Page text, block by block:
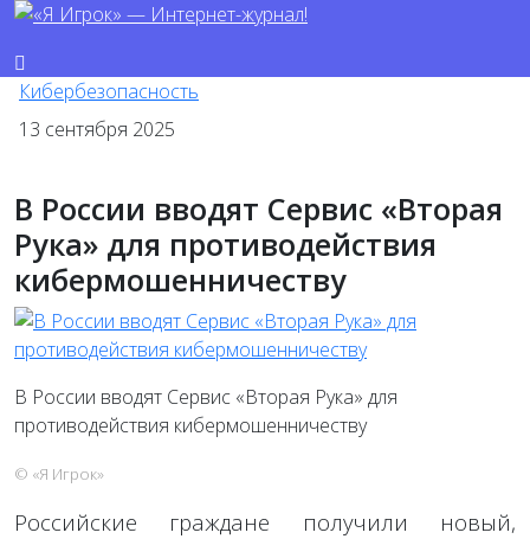
Кибербезопасность
13 сентября 2025
В России вводят Сервис «Вторая
Рука» для противодействия
кибермошенничеству
В России вводят Сервис «Вторая Рука» для
противодействия кибермошенничеству
© «Я Игрок»
Российские граждане получили новый,